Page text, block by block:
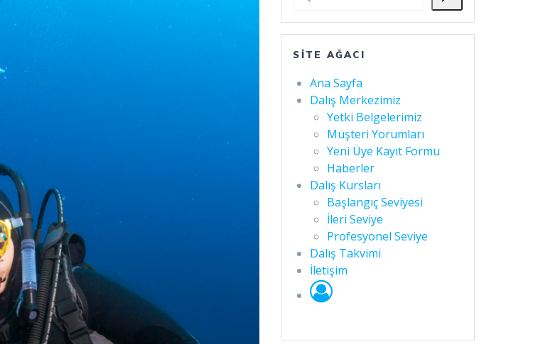
SITE AĞACI
Ana Sayfa
Dalış Merkezimiz
Yetki Belgelerimiz
Müşteri Yorumları
Yeni Üye Kayıt Formu
Haberler
Dalış Kursları
Başlangıç Seviyesi
İleri Seviye
Profesyonel Seviye
Dalış Takvimi
İletişim